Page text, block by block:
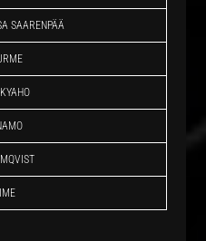
SAARENPÄÄ